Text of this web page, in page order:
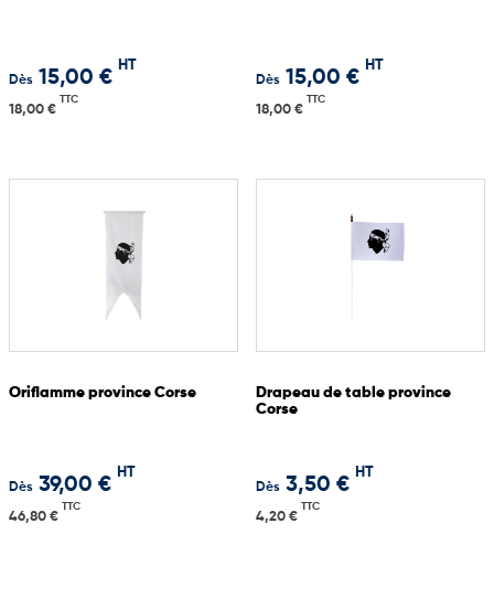
Dès 15,00 €
HT
18,00 €
TTC
Dès 15,00 €
HT
18,00 €
TTC
Oriflamme province Corse
Dès 39,00 €
HT
46,80 €
TTC
Drapeau de table province
Corse
Dès 3,50 €
HT
4,20 €
TTC